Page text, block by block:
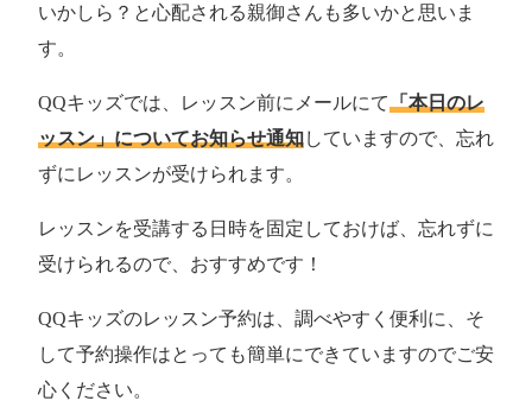
いかしら？と心配される親御さんも多いかと思いま
す。
QQキッズでは、レッスン前にメールにて「本日のレ
ッスン」についてお知らせ通知していますので、忘れ
ずにレッスンが受けられます。
レッスンを受講する日時を固定しておけば、忘れずに
受けられるので、おすすめです！
QQキッズのレッスン予約は、調べやすく便利に、そ
して予約操作はとっても簡単にできていますのでご安
心ください。